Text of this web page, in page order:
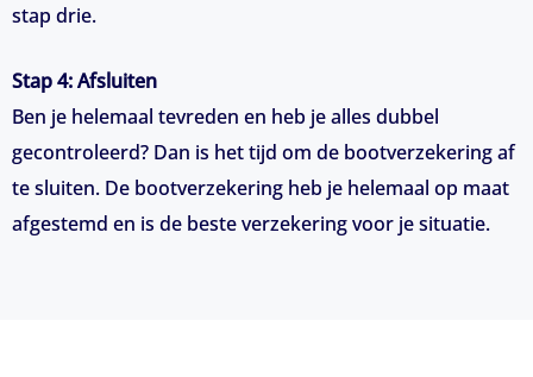
stap drie.
Stap 4: Afsluiten
Ben je helemaal tevreden en heb je alles dubbel
gecontroleerd? Dan is het tijd om de bootverzekering af
te sluiten. De bootverzekering heb je helemaal op maat
afgestemd en is de beste verzekering voor je situatie.